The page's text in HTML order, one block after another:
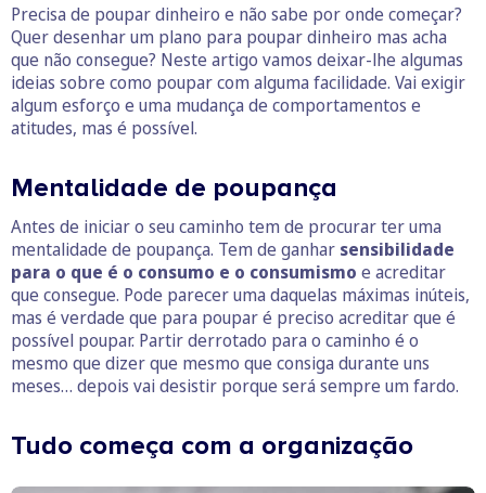
Precisa de poupar dinheiro e não sabe por onde começar?
Quer desenhar um plano para poupar dinheiro mas acha
que não consegue? Neste artigo vamos deixar-lhe algumas
ideias sobre como poupar com alguma facilidade. Vai exigir
algum esforço e uma mudança de comportamentos e
atitudes, mas é possível.
Mentalidade de poupança
Antes de iniciar o seu caminho tem de procurar ter uma
mentalidade de poupança. Tem de ganhar sensibilidade
para o que é o consumo e o consumismo e acreditar
que consegue. Pode parecer uma daquelas máximas inúteis,
mas é verdade que para poupar é preciso acreditar que é
possível poupar. Partir derrotado para o caminho é o
mesmo que dizer que mesmo que consiga durante uns
meses… depois vai desistir porque será sempre um fardo.
Tudo começa com a organização